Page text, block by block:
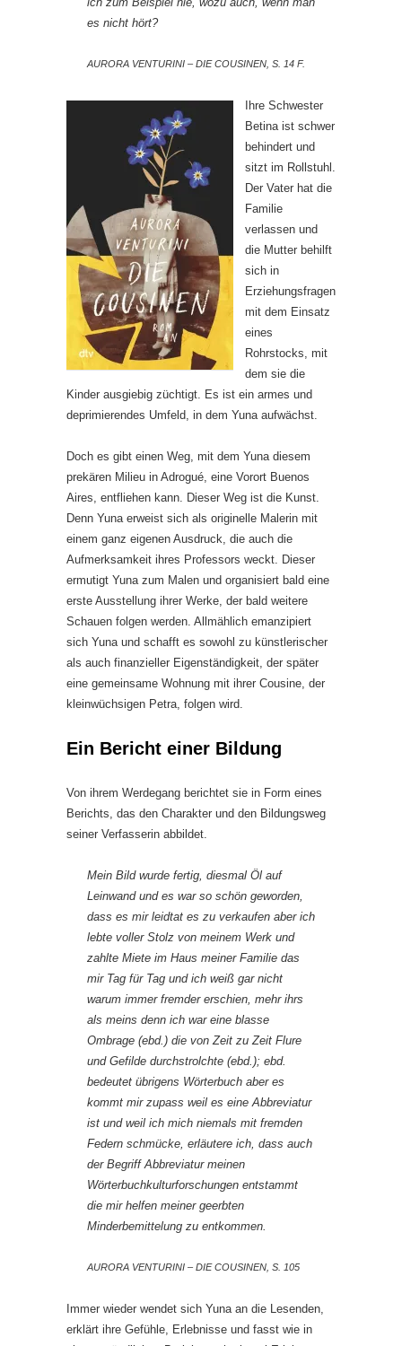
es nicht hört?
AURORA VENTURINI – DIE COUSINEN, S. 14 F.
Ihre Schwester
Betina ist schwer
behindert und
sitzt im Rollstuhl.
Der Vater hat die
Familie
verlassen und
die Mutter behilft
sich in
Erziehungsfragen
mit dem Einsatz
eines
Rohrstocks, mit
dem sie die
Kinder ausgiebig züchtigt. Es ist ein armes und
deprimierendes Umfeld, in dem Yuna aufwächst.
Doch es gibt einen Weg, mit dem Yuna diesem
prekären Milieu in Adrogué, eine Vorort Buenos
Aires, entfliehen kann. Dieser Weg ist die Kunst.
Denn Yuna erweist sich als originelle Malerin mit
einem ganz eigenen Ausdruck, die auch die
Aufmerksamkeit ihres Professors weckt. Dieser
ermutigt Yuna zum Malen und organisiert bald eine
erste Ausstellung ihrer Werke, der bald weitere
Schauen folgen werden. Allmählich emanzipiert
sich Yuna und schafft es sowohl zu künstlerischer
als auch finanzieller Eigenständigkeit, der später
eine gemeinsame Wohnung mit ihrer Cousine, der
kleinwüchsigen Petra, folgen wird.
Ein Bericht einer Bildung
Von ihrem Werdegang berichtet sie in Form eines
Berichts, das den Charakter und den Bildungsweg
seiner Verfasserin abbildet.
Mein Bild wurde fertig, diesmal Öl auf
Leinwand und es war so schön geworden,
dass es mir leidtat es zu verkaufen aber ich
lebte voller Stolz von meinem Werk und
zahlte Miete im Haus meiner Familie das
mir Tag für Tag und ich weiß gar nicht
warum immer fremder erschien, mehr ihrs
als meins denn ich war eine blasse
Ombrage (ebd.) die von Zeit zu Zeit Flure
und Gefilde durchstrolchte (ebd.); ebd.
bedeutet übrigens Wörterbuch aber es
kommt mir zupass weil es eine Abbreviatur
ist und weil ich mich niemals mit fremden
Federn schmücke, erläutere ich, dass auch
der Begriff Abbreviatur meinen
Wörterbuchkulturforschungen entstammt
die mir helfen meiner geerbten
Minderbemittelung zu entkommen.
AURORA VENTURINI – DIE COUSINEN, S. 105
Immer wieder wendet sich Yuna an die Lesenden,
erklärt ihre Gefühle, Erlebnisse und fasst wie in